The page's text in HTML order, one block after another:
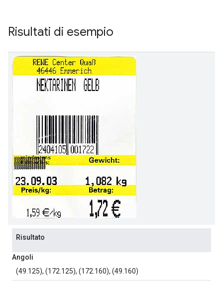
Risultati di esempio
Risultato
Angoli
(49.125), (172.125), (172.160), (49.160)